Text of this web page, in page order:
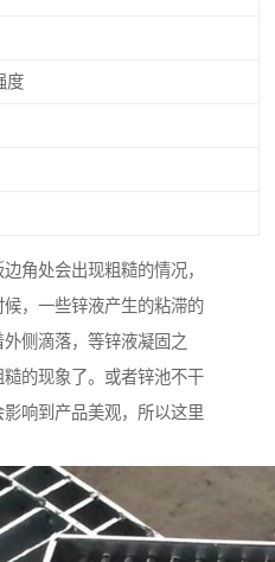
度
角处会出现粗糙的情况，
，一些锌液产生的粘滞的
侧滴落，等锌液凝固之
的现象了。或者锌池不干
响到产品美观，所以这里